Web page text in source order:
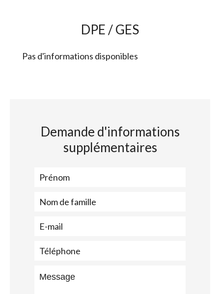
DPE / GES
Pas d'informations disponibles
Demande d'informations
supplémentaires